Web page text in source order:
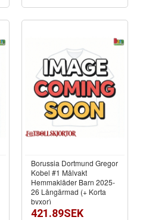
Borussia Dortmund Gregor
Kobel #1 Målvakt
Hemmakläder Barn 2025-
26 Långärmad (+ Korta
byxor)
421.89SEK